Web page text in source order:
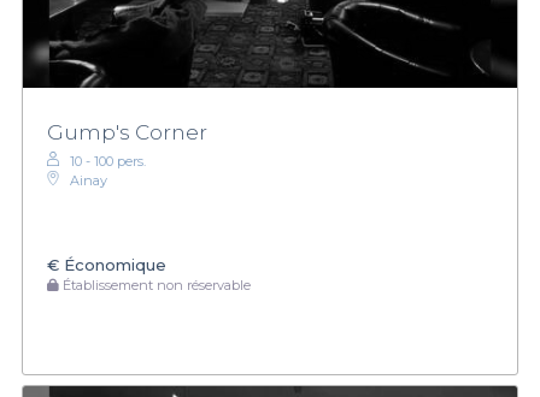
Gump's Corner
10 - 100 pers.
Ainay
€ Économique
Établissement non réservable